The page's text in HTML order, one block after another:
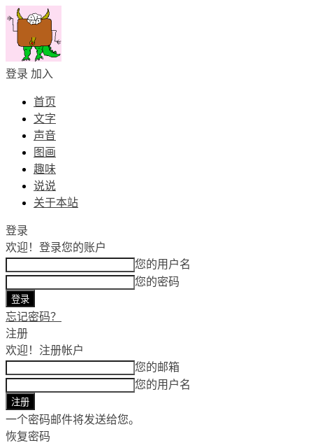
登录 加入
首页
文字
声音
图画
趣味
说说
关于本站
登录
欢迎！ 登录您的账户
您的用户名
您的密码
忘记密码？
注册
欢迎！ 注册帐户
您的邮箱
您的用户名
一个密码邮件将发送给您。
恢复密码